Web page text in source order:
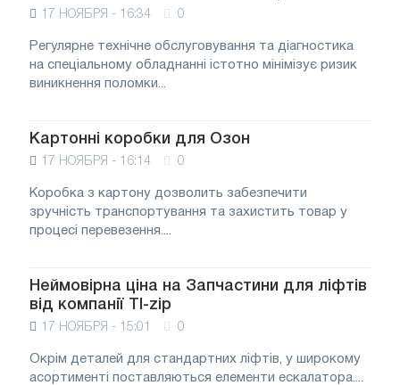
17 НОЯБРЯ - 16:34 0
Регулярне технічне обслуговування та діагностика
на спеціальному обладнанні істотно мінімізує ризик
виникнення поломки...
Картонні коробки для Озон
17 НОЯБРЯ - 16:14 0
Коробка з картону дозволить забезпечити
зручність транспортування та захистить товар у
процесі перевезення....
Неймовірна ціна на Запчастини для ліфтів
від компанії TI-zip
17 НОЯБРЯ - 15:01 0
Окрім деталей для стандартних ліфтів, у широкому
асортименті поставляються елементи ескалатора....